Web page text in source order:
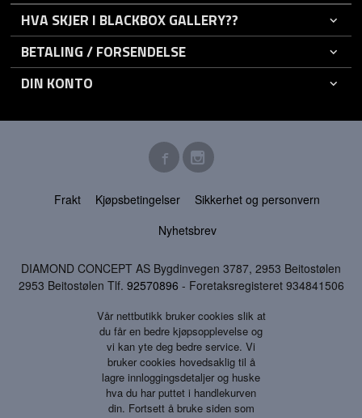
HVA SKJER I BLACKBOX GALLERY??
BETALING / FORSENDELSE
DIN KONTO
Frakt Kjøpsbetingelser
Sikkerhet og personvern
Nyhetsbrev
DIAMOND CONCEPT AS Bygdinvegen 3787, 2953 Beitostølen
2953 Beitostølen Tlf. 92570896 - Foretaksregisteret 934841506
Vår nettbutikk bruker cookies slik at
du får en bedre kjøpsopplevelse og
vi kan yte deg bedre service. Vi
bruker cookies hovedsaklig til å
lagre innloggingsdetaljer og huske
hva du har puttet i handlekurven
din. Fortsett å bruke siden som